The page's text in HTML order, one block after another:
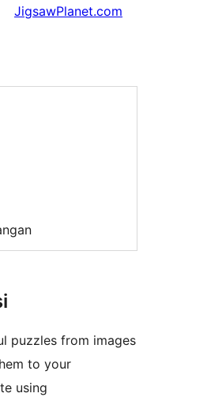
JigsawPlanet.com
puzzles from images
to your
using